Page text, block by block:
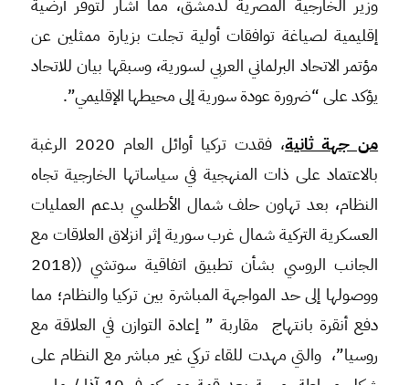
وزير الخارجية المصرية لدمشق، مما أشار لتوفر أرضية
إقليمية لصياغة توافقات أولية تجلت بزيارة ممثلين عن
مؤتمر الاتحاد البرلماني العربي لسورية، وسبقها بيان للاتحاد
يؤكد على “ضرورة عودة سورية إلى محيطها الإقليمي”.
من جهة ثانية
، فقدت تركيا أوائل العام 2020 الرغبة
بالاعتماد على ذات المنهجية في سياساتها الخارجية تجاه
النظام، بعد تهاون حلف شمال الأطلسي بدعم العمليات
العسكرية التركية شمال غرب سورية إثر انزلاق العلاقات مع
الجانب الروسي بشأن تطبيق اتفاقية سوتشي ((2018
ووصولها إلى حد المواجهة المباشرة بين تركيا والنظام؛ مما
دفع أنقرة بانتهاج مقاربة ” إعادة التوازن في العلاقة مع
روسيا”، والتي مهدت للقاء تركي غير مباشر مع النظام على